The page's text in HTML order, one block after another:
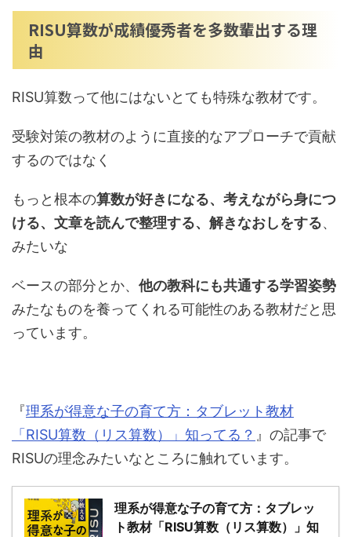
RISU算数が成績優秀者を多数輩出する理
由
RISU算数って他にはないとても特殊な教材です。
受験対策の教材のように直接的なアプローチで貢献
するのではなく
もっと根本の算数が好きになる、考えながら身につ
ける、文章を読んで整理する、解きなおしをする、
みたいな
ベースの部分とか、 他の教科にも共通する学習姿勢
みたなものを養ってくれる可能性のある教材だと思
っています。
『理系が得意な子の育て方：タブレット教材
「RISU算数（リス算数）」知ってる？ 』の記事で
RISUの理念みたいなところに触れています。
理系が得意な子の育て方：タブレッ
ト教材「RISU算数（リス算数）」知